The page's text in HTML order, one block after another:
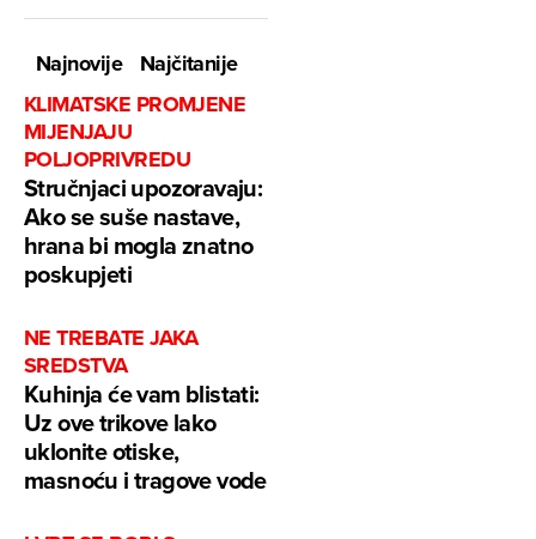
Najnovije
Najčitanije
KLIMATSKE PROMJENE
MIJENJAJU
POLJOPRIVREDU
Stručnjaci upozoravaju:
Ako se suše nastave,
hrana bi mogla znatno
poskupjeti
NE TREBATE JAKA
SREDSTVA
Kuhinja će vam blistati:
Uz ove trikove lako
uklonite otiske,
masnoću i tragove vode